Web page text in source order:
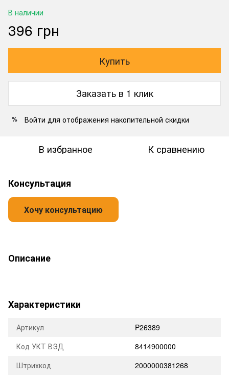
В наличии
396 грн
Купить
Заказать в 1 клик
% Войти для отображения накопительной скидки
В избранное К сравнению
Консультация
Описание
Характеристики
Артикул
P26389
Код УКТ ВЭД
8414900000
Штрихкод
2000000381268